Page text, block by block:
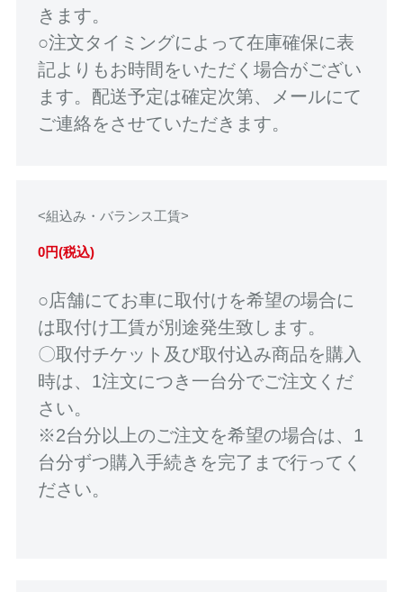
きます。
○注文タイミングによって在庫確保に表
記よりもお時間をいただく場合がござい
ます。配送予定は確定次第、メールにて
ご連絡をさせていただきます。
<組込み・バランス工賃>
0円(税込)
○店舗にてお車に取付けを希望の場合に
は取付け工賃が別途発生致します。
〇取付チケット及び取付込み商品を購入
時は、1注文につき一台分でご注文くだ
さい。
※2台分以上のご注文を希望の場合は、1
台分ずつ購入手続きを完了まで行ってく
ださい。